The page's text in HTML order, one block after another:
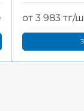
от 3 983 тг/